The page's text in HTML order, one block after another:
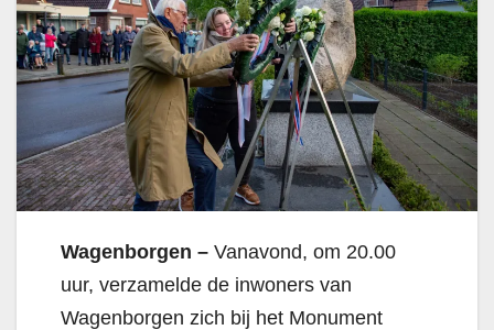
Wagenborgen – Vanavond, om 20.00
uur, verzamelde de inwoners van
Wagenborgen zich bij het Monument